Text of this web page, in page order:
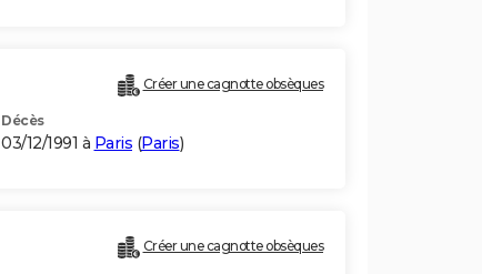
Créer une cagnotte obsèques
Décès
03/12/1991 à Paris (Paris)
Créer une cagnotte obsèques